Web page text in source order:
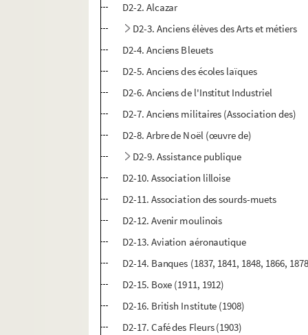
D2-2. Alcazar
D2-3. Anciens élèves des Arts et métiers
D2-4. Anciens Bleuets
D2-5. Anciens des écoles laïques
D2-6. Anciens de l'Institut Industriel
D2-7. Anciens militaires (Association des)
D2-8. Arbre de Noël (œuvre de)
D2-9. Assistance publique
D2-10. Association lilloise
D2-11. Association des sourds-muets
D2-12. Avenir moulinois
D2-13. Aviation aéronautique
D2-14. Banques (1837, 1841, 1848, 1866,
D2-15. Boxe (1911, 1912)
D2-16. British Institute (1908)
D2-17. Café des Fleurs (1903)